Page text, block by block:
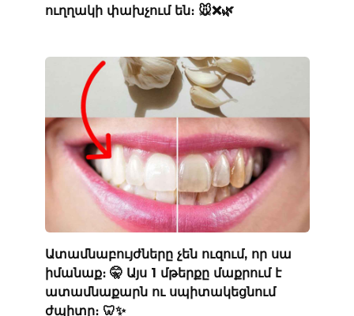
ուղղակի փախչում են։ 🐭❌🌿
Ատամնաբույժները չեն ուզում, որ սա
իմանաք։ 🤫 Այս 1 մթերքը մաքրում է
ատամնաքարն ու սպիտակեցնում
ժպիտը։ 🦷✨